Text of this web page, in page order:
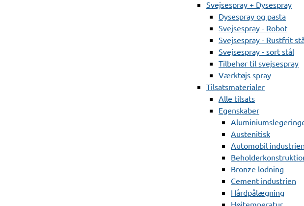
Svejsespray + Dysespray
Dysespray og pasta
Svejsespray - Robot
Svejsespray - Rustfrit
Svejsespray - sort stål
Tilbehør til svejsespray
Værktøjs spray
Tilsatsmaterialer
Alle tilsats
Egenskaber
Austenitisk
Automobil industrien
Bronze lodning
Cement industrien
Hårdpålægning
Højtemperatur